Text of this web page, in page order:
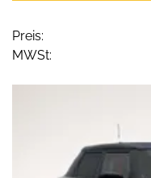
Preis:
MWSt: